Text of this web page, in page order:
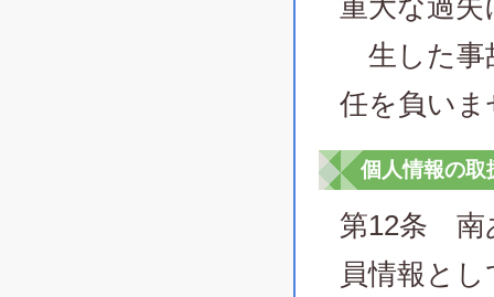
重大な過
生した事
任を負い
個人情報の取
第12条 南
員情報と